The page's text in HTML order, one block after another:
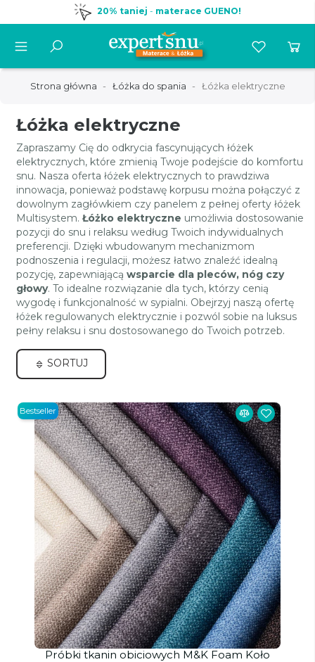
20% taniej - materace GUENO!
Strona główna Łóżka do spania Łóżka elektryczne
Łóżka elektryczne
Zapraszamy Cię do odkrycia fascynujących łóżek
elektrycznych, które zmienią Twoje podejście do komfortu
snu. Nasza oferta łóżek elektrycznych to prawdziwa
innowacja, ponieważ podstawę korpusu można połączyć z
dowolnym zagłówkiem czy panelem z pełnej oferty łóżek
Multisystem. Łóżko elektryczne umożliwia dostosowanie
pozycji do snu i relaksu według Twoich indywidualnych
preferencji. Dzięki wbudowanym mechanizmom
podnoszenia i regulacji, możesz łatwo znaleźć idealną
pozycję, zapewniającą wsparcie dla pleców, nóg czy
głowy. To idealne rozwiązanie dla tych, którzy cenią
wygodę i funkcjonalność w sypialni. Obejrzyj naszą ofertę
łóżek regulowanych elektrycznie i pozwól sobie na luksus
pełny relaksu i snu dostosowanego do Twoich potrzeb.
SORTUJ
Próbki tkanin obiciowych M&K Foam Koło
Bestseller